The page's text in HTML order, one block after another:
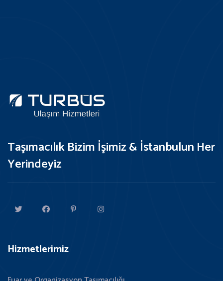
Taşımacılık Bizim İşimiz & İstanbulun Her
Yerindeyiz
Hizmetlerimiz